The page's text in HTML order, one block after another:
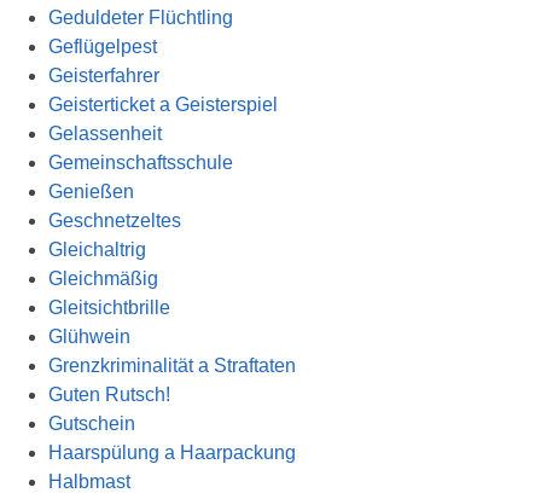
Geduldeter Flüchtling
Geflügelpest
Geisterfahrer
Geisterticket a Geisterspiel
Gelassenheit
Gemeinschaftsschule
Genießen
Geschnetzeltes
Gleichaltrig
Gleichmäßig
Gleitsichtbrille
Glühwein
Grenzkriminalität a Straftaten
Guten Rutsch!
Gutschein
Haarspülung a Haarpackung
Halbmast